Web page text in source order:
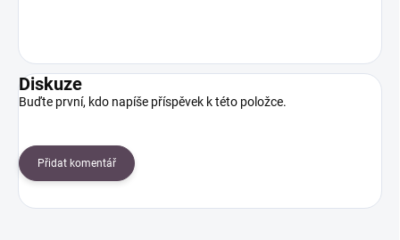
Diskuze
Buďte první, kdo napíše příspěvek k této položce.
Přidat komentář